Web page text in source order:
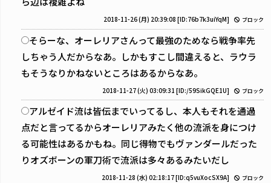
2018-11-26 (月) 20:39:08 [ID:76b7k3uiYqM] ブロック
そらーな、オーレリアさんって最強のためなら戦争率先
しちゃう人だからなあ。しかもすこし間違えると、ラウラ
もそうなりかねないところはあるからなあ。
2018-11-27 (火) 03:09:31 [ID:/59SikGQE1U] ブロック
アルゼイド流は皆伝までいってるし、本人もそれを通過
点だと言ってるからオーレリアみたく他の流派を身につけ
る可能性はあるかもね。同じ得物でもヴァンダールだった
りオズボーンの軍刀術で流派は多々あるみたいだし
2018-11-28 (水) 02:18:17[ID:q5vuXocSX9A] ブロック